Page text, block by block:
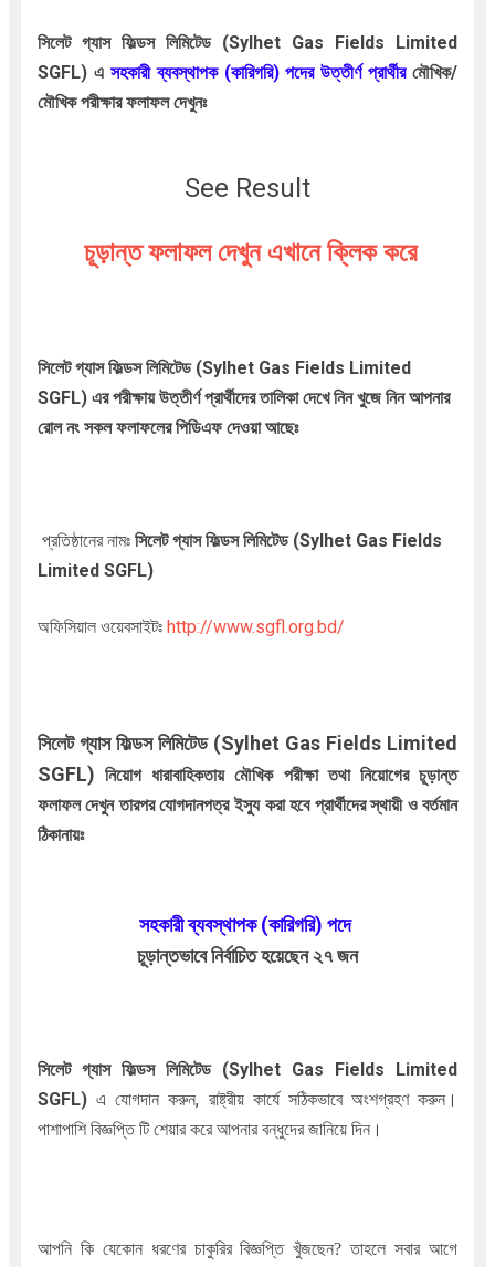
সিলেট গ্যাস ফিল্ডস লিমিটেড(Sylhet Gas Fields Limited
SGFL)এ সহকারী ব্যবস্থাপক (কারিগরি)পদেরউত্তীর্ণপ্রার্থীরমৌখিক/
মৌখিক পরীক্ষারফলাফলদেখুনঃ
See Result
চূড়ান্ত ফলাফল দেখুন এখানে ক্লিক করে
সিলেট গ্যাস ফিল্ডস লিমিটেড(Sylhet Gas Fields Limited
SGFL)এর পরীক্ষায় উত্তীর্ণ প্রার্থীদের তালিকা দেখে নিন খুজে নিন আপনার
রোল নং সকল ফলাফলের পিডিএফ দেওয়া আছেঃ
প্রতিষ্ঠানের নামঃ সিলেট গ্যাস ফিল্ডস লিমিটেড(Sylhet Gas Fields
Limited SGFL)
অফিসিয়াল ওয়েবসাইটঃ http://www.sgfl.org.bd/
সিলেট গ্যাস ফিল্ডস লিমিটেড(Sylhet Gas Fields Limited
SGFL) নিয়োগ ধারাবাহিকতায় মৌখিক পরীক্ষা তথা নিয়োগের চূড়ান্ত
ফলাফল দেখুন তারপর যোগদানপত্র ইস্যু করা হবে প্রার্থীদের স্থায়ী ও বর্তমান
ঠিকানায়ঃ
সহকারী ব্যবস্থাপক (কারিগরি) পদে
চূড়ান্তভাবে নির্বাচিত হয়েছেন ২৭ জন
সিলেট গ্যাস ফিল্ডস লিমিটেড(Sylhet Gas Fields Limited
SGFL) এ যোগদান করুন, রাষ্ট্রীয় কার্যে সঠিকভাবে অংশগ্রহণ করুন।
পাশাপাশি বিজ্ঞপ্তি টি শেয়ার করে আপনার বন্ধুদের জানিয়ে দিন।
আপনি কি যেকোন ধরণের চাকুরির বিজ্ঞপ্তি খুঁজছেন?তাহলে সবার আগে